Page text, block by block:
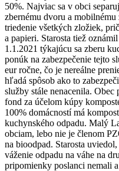
50%. Najviac sa v obci
zbernému dvoru a mobilnému
triedenie všetkých zložiek,
a papieri. Starosta tiež
1.1.2021 týkajúcu sa zberu
ponúk na zabezpečenie tejto
eur ročne, čo je nereálne
hľadá spôsob ako to
služby stále nenacenila.
fond za účelom kúpy
100% domácností má
kuchynského odpadu. Malý
obciam, lebo nie je členom
na bioodpad. Starosta
váženie odpadu na váhe na
pripomienky poslanci nemali